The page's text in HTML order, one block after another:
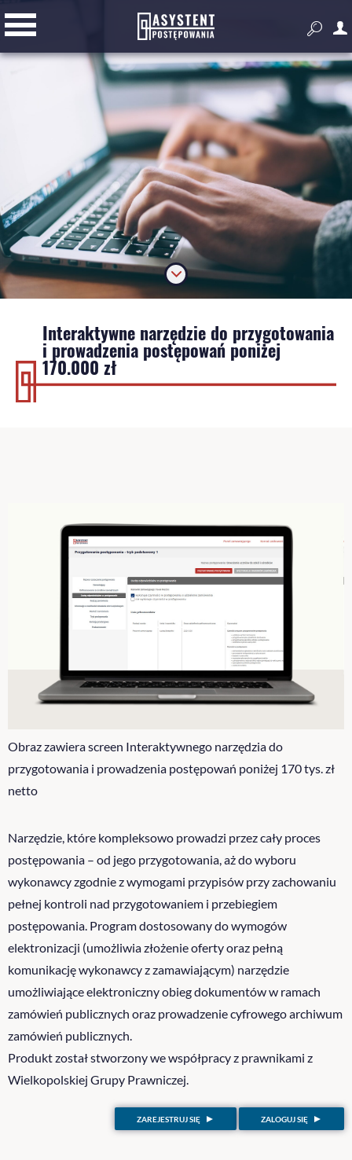
 
Przygotowanie i prowadzenie
postępowania
Złóż ofertę
Dodatkowe narzędzia do pracy z
zamówieniami publicznymi
Wyszukiwarka zagranicznych
przetargów

Interaktywne narzędzie do przygotowania
i prowadzenia postępowań poniżej
170.000 zł
Obraz zawiera screen Interaktywnego narzędzia do
przygotowania i prowadzenia postępowań poniżej 170 tys. zł
netto
Narzędzie, które kompleksowo prowadzi przez cały proces
postępowania – od jego przygotowania, aż do wyboru
wykonawcy zgodnie z wymogami przypisów przy zachowaniu
pełnej kontroli nad przygotowaniem i przebiegiem
postępowania. Program dostosowany do wymogów
elektronizacji (umożliwia złożenie oferty oraz pełną
komunikację wykonawcy z zamawiającym) narzędzie
umożliwiające elektroniczny obieg dokumentów w ramach
zamówień publicznych oraz prowadzenie cyfrowego archiwum
zamówień publicznych.
Produkt został stworzony we współpracy z prawnikami z
Wielkopolskiej Grupy Prawniczej.
ZAREJESTRUJ SIĘ ZALOGUJ SIĘ